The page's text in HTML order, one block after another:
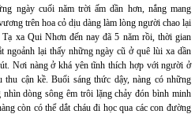
ngày cuối năm trời ấm dần hơn, nắng mang
trên hoa cỏ dịu dàng làm lòng người chao lại
Tạ xa Qui Nhơn đến nay đã 5 năm rồi, thời gian
ngoảnh lại thấy những ngày cũ ở quê lùi xa dần
Nơi nàng ở khá yên tĩnh thích hợp với người ở
thu cận kề. Buổi sáng thức dậy, nàng có những
nhìn dòng sông êm trôi lặng chảy đón bình minh
còn có thể dắt cháu đi học qua các con đường